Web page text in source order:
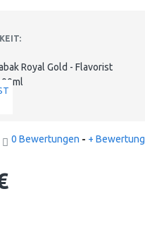
Royal Gold - Flavorist
0 Bewertungen - + Bewertung